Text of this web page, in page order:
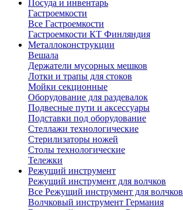
Посуда и инвентарь
Гастроемкости
Все Гастроемкости
Гастроемкости КТ Финляндия
Металлоконструкции
Вешала
Держатели мусорных мешков
Лотки и трапы для стоков
Мойки секционные
Оборудование для раздевалок
Подвесные пути и аксессуары
Подставки под оборудование
Стеллажи технологические
Стерилизаторы ножей
Столы технологические
Тележки
Режущий инструмент
Режущий инструмент для волчков
Все Режущий инструмент для волчков
Волчковый инструмент Германия